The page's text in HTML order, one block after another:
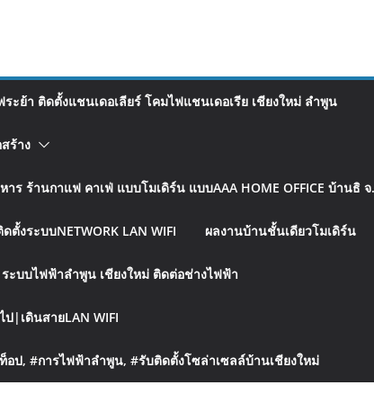
ะย้า ติดตั้งแชนเดอเลียร์ โคมไฟแชนเดอเรีย เชียงใหม่ ลำพูน
ร้าง
ร้านกาแฟ คาเฟ่ แบบโมเดิร์น แบบAAA HOME OFFICE บ้านธิ
ตั้งระบบNETWORK LAN WIFI ผลงานบ้านชั้นเดียวโมเดิร์น
บบไฟฟ้าลำพูน เชียงใหม่ ติดต่อช่างไฟฟ้า
|เดินสายLAN WIFI
ป, #การไฟฟ้าลำพูน, #รับติดตั้งโซล่าเซลล์บ้านเชียงใหม่